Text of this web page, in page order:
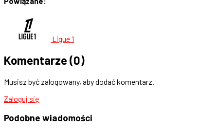
Ligue 1
Komentarze (0)
Musisz być zalogowany, aby dodać komentarz.
Zaloguj się
Podobne wiadomości